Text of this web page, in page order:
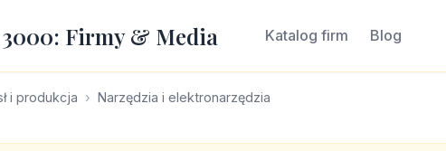
3000: Firmy & Media Katalog firm Blog
i produkcja
Narzędzia i elektronarzędzia